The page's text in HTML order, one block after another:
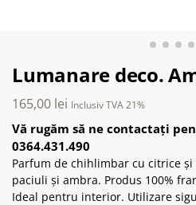
Lumanare deco.
165,00 lei Inclusiv TVA 21%
Vă rugăm să ne contactați
0364.431.490
Parfum de chihlimbar cu citrice
paciuli și ambra. Produs 100%
Ideal pentru interior. Utilizare